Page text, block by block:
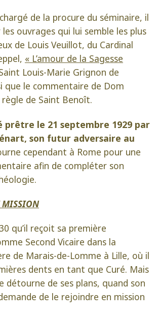
de la procure du séminaire, il
ouvrages qui lui semble les plus
de Louis Veuillot, du Cardinal
« L’amour de la Sagesse
Louis-Marie Grignon de
le commentaire de Dom
de Saint Benoît.
prêtre le 21 septembre 1929 par
son futur adversaire au
cependant à Rome pour une
afin de compléter son
MISSION
qu’il reçoit sa première
Second Vicaire dans la
de Marais-de-Lomme à Lille, où il
dents en tant que Curé. Mais
détourne de ses plans, quand son
de le rejoindre en mission